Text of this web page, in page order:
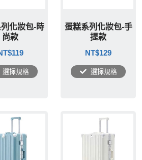
化妝包-時
尚款
119
選擇規格
蛋糕系列化妝包-手
提款
NT$129
選擇規格